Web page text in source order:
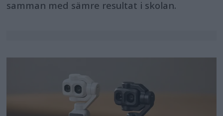
samman med sämre resultat i skolan.